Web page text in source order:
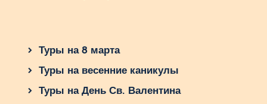
Туры на 8 марта
Туры на весенние каникулы
Туры на День Св. Валентина